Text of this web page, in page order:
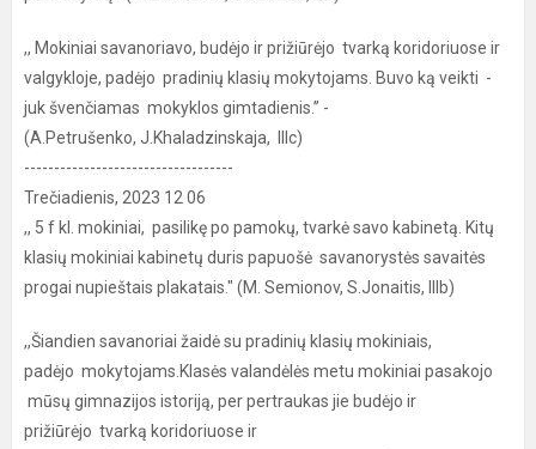
,, Mokiniai savanoriavo, budėjo ir prižiūrėjo tvarką koridoriuose ir
valgykloje, padėjo pradinių klasių mokytojams. Buvo ką veikti -
juk švenčiamas mokyklos gimtadienis.’’ -
(A.Petrušenko, J.Khaladzinskaja, IIIc)
-----------------------------------
Trečiadienis, 2023 12 06
,, 5 f kl. mokiniai, pasilikę po pamokų, tvarkė savo kabinetą. Kitų
klasių mokiniai kabinetų duris papuošė savanorystės savaitės
progai nupieštais plakatais." (M. Semionov, S.Jonaitis, IIIb)
,,Šiandien savanoriai žaidė su pradinių klasių mokiniais,
padėjo mokytojams.Klasės valandėlės metu mokiniai pasakojo
mūsų gimnazijos istoriją, per pertraukas jie budėjo ir
prižiūrėjo tvarką koridoriuose ir